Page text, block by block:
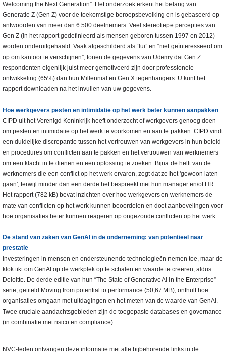
Welcoming the Next Generation”. Het onderzoek erkent het belang van
Generatie Z (Gen Z) voor de toekomstige beroepsbevolking en is gebaseerd op
antwoorden van meer dan 6.500 deelnemers. Veel stereotiepe percepties van
Gen Z (in het rapport gedefinieerd als mensen geboren tussen 1997 en 2012)
worden onderuitgehaald. Vaak afgeschilderd als “lui” en “niet geïnteresseerd om
op om kantoor te verschijnen”, tonen de gegevens van Udemy dat Gen Z
respondenten eigenlijk juist meer gemotiveerd zijn door professionele
ontwikkeling (65%) dan hun Millennial en Gen X tegenhangers. U kunt het
rapport downloaden na het invullen van uw gegevens.
Hoe werkgevers pesten en intimidatie op het werk beter kunnen aanpakken
CIPD uit het Verenigd Koninkrijk heeft onderzocht of werkgevers genoeg doen
om pesten en intimidatie op het werk te voorkomen en aan te pakken. CIPD vindt
een duidelijke discrepantie tussen het vertrouwen van werkgevers in hun beleid
en procedures om conflicten aan te pakken en het vertrouwen van werknemers
om een klacht in te dienen en een oplossing te zoeken. Bijna de helft van de
werknemers die een conflict op het werk ervaren, zegt dat ze het 'gewoon laten
gaan', terwijl minder dan een derde het bespreekt met hun manager en/of HR.
Het rapport (782 kB) bevat inzichten over hoe werkgevers en werknemers de
mate van conflicten op het werk kunnen beoordelen en doet aanbevelingen voor
hoe organisaties beter kunnen reageren op ongezonde conflicten op het werk.
De stand van zaken van GenAI in de onderneming: van potentieel naar
prestatie
Investeringen in mensen en ondersteunende technologieën nemen toe, maar de
klok tikt om GenAI op de werkplek op te schalen en waarde te creëren, aldus
Deloitte. De derde editie van hun “The State of Generative AI in the Enterprise”
serie, getiteld Moving from potential to performance (50,67 MB), onthult hoe
organisaties omgaan met uitdagingen en het meten van de waarde van GenAI.
Twee cruciale aandachtsgebieden zijn de toegepaste databases en governance
(in combinatie met risico en compliance).
NVC-leden ontvangen deze informatie met alle bijbehorende links in de